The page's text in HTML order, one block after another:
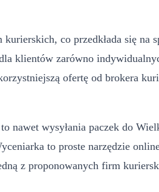
co przedkłada się na
klientów zarówno
ofertę od brokera
nawet wysyłania paczek do
to proste narzędzie
z proponowanych firm